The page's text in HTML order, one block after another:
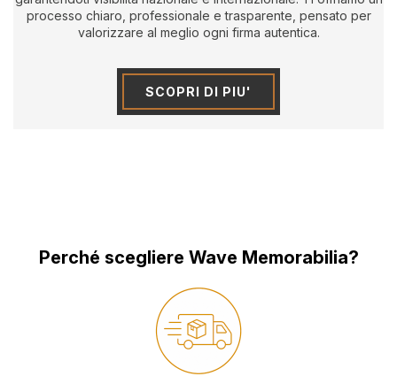
processo chiaro, professionale e trasparente, pensato per
valorizzare al meglio ogni firma autentica.
SCOPRI DI PIU'
Perché scegliere Wave Memorabilia?